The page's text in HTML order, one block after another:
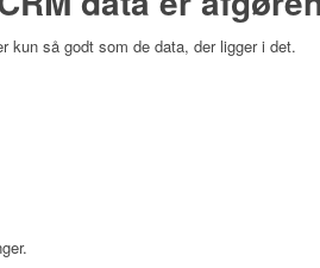
kun så godt som de data, der ligger i det.